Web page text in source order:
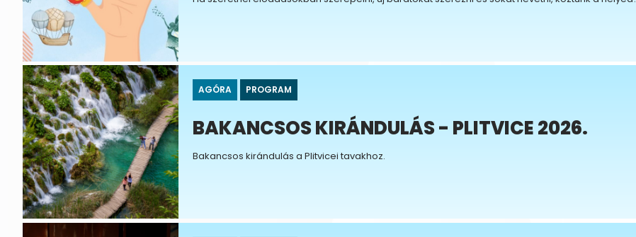
AGÓRA PROGRAM
BAKANCSOS KIRÁNDULÁS - PLITVICE 2026.
Bakancsos kirándulás a Plitvicei tavakhoz.